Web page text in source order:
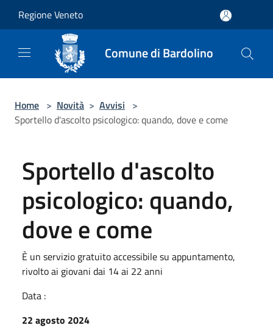
Regione Veneto
Comune di Bardolino
Home > Novità > Avvisi >
Sportello d'ascolto psicologico: quando, dove e come
Sportello d'ascolto
psicologico: quando,
dove e come
È un servizio gratuito accessibile su appuntamento,
rivolto ai giovani dai 14 ai 22 anni
Data :
22 agosto 2024